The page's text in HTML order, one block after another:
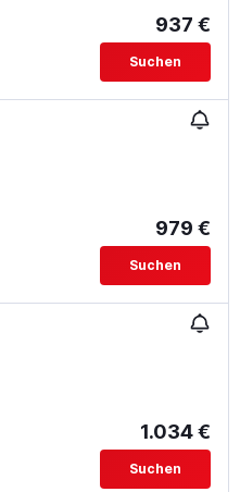
937 €
Suchen
979 €
Suchen
1.034 €
Suchen